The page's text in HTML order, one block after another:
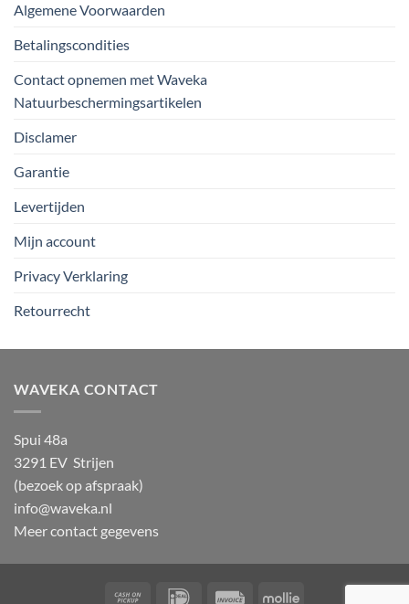
Algemene Voorwaarden
Betalingscondities
Contact opnemen met Waveka
Natuurbeschermingsartikelen
Disclamer
Garantie
Levertijden
Mijn account
Privacy Verklaring
Retourrecht
WAVEKA CONTACT
Spui 48a
3291 EV Strijen
(bezoek op afspraak)
info@waveka.nl
Meer contact gegevens
Cash IDeal Invoice Mollie